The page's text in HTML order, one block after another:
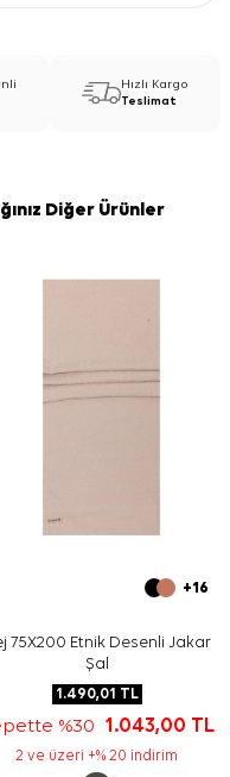
Hızlı Kargo
Teslimat
Diğer Ürünler
+16
75X200 Etnik Desenli Jakar
Şal
1.490,01 TL
%30 1.043,00 TL
2 ve üzeri +% 20 indirim